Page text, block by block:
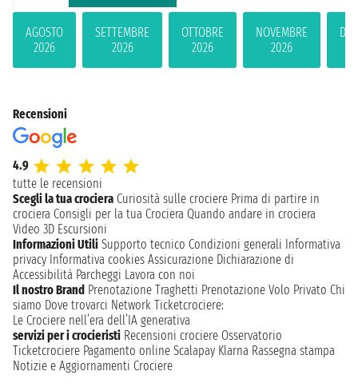
AGOSTO
2026
SETTEMBRE
2026
OTTOBRE
2026
NOVEMBRE
2026
Recensioni
4.9
tutte le recensioni
Scegli la tua crociera Curiosità sulle crociere Prima di partire in
crociera Consigli per la tua Crociera Quando andare in crociera
Video 3D Escursioni
Informazioni Utili Supporto tecnico Condizioni generali Informativa
privacy Informativa cookies Assicurazione Dichiarazione di
Accessibilità Parcheggi Lavora con noi
Il nostro Brand Prenotazione Traghetti Prenotazione Volo Privato Chi
siamo Dove trovarci Network Ticketcrociere:
Le Crociere nell’era dell’IA generativa
servizi per i crocieristi Recensioni crociere Osservatorio
Ticketcrociere Pagamento online Scalapay Klarna Rassegna stampa
Notizie e Aggiornamenti Crociere